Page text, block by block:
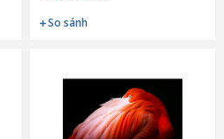
So sánh